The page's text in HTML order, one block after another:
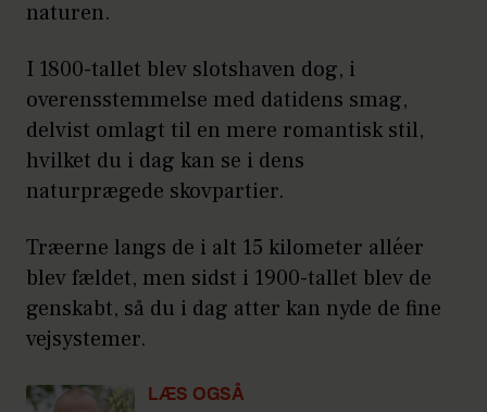
naturen.
I 1800-tallet blev slotshaven dog, i
overensstemmelse med datidens smag,
delvist omlagt til en mere romantisk stil,
hvilket du i dag kan se i dens
naturprægede skovpartier.
Træerne langs de i alt 15 kilometer alléer
blev fældet, men sidst i 1900-tallet blev de
genskabt, så du i dag atter kan nyde de fine
vejsystemer.
LÆS OGSÅ